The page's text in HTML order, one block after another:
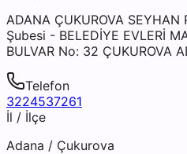
ADANA ÇUKUROVA SEYHAN
Şubesi - BELEDİYE EVLERİ
BULVAR No: 32 ÇUKUROVA
Telefon
3224537261
İl / İlçe
Adana / Çukurova